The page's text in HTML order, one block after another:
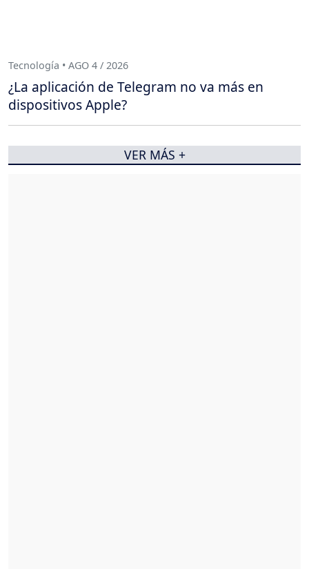
Tecnología • AGO 4 / 2026
¿La aplicación de Telegram no va más en
dispositivos Apple?
VER MÁS +